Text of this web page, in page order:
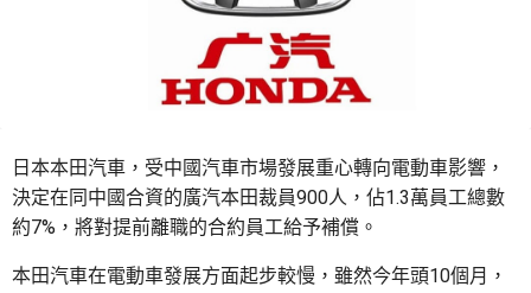
日本本田汽車，受中國汽車市場發展重心轉向電動車影響，
決定在同中國合資的廣汽本田裁員900人，佔1.3萬員工總數
約7%，將對提前離職的合約員工給予補償。
本田汽車在電動車發展方面起步較慢，雖然今年頭10個月，